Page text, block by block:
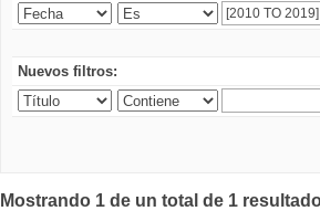
Nuevos filtros:
Mostrando 1 de un total de 1